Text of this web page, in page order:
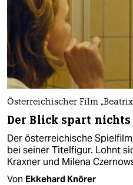
Österreichischer Film
Der Blick spart nichts
Der österreichische
bei seiner Titelfigur. Lohnt
Kraxner und Milena
Von Ekkehard Knörer